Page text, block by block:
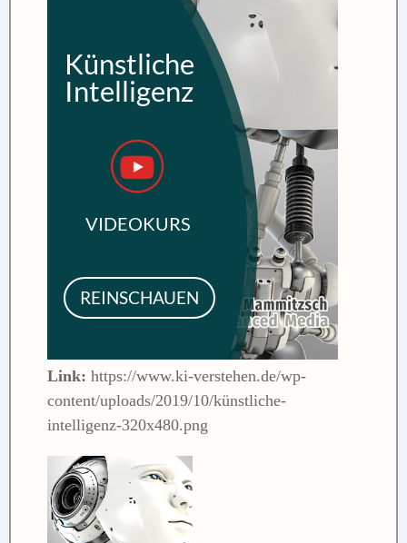
Link: https://www.ki-verstehen.de/wp-
content/uploads/2019/10/künstliche-
intelligenz-320x480.png